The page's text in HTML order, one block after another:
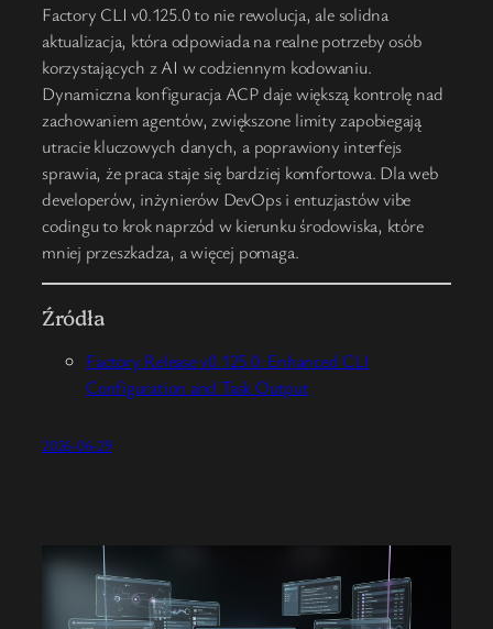
Factory CLI v0.125.0 to nie rewolucja, ale solidna
aktualizacja, która odpowiada na realne potrzeby osób
korzystających z AI w codziennym kodowaniu.
Dynamiczna konfiguracja ACP daje większą kontrolę nad
zachowaniem agentów, zwiększone limity zapobiegają
utracie kluczowych danych, a poprawiony interfejs
sprawia, że praca staje się bardziej komfortowa. Dla web
developerów, inżynierów DevOps i entuzjastów vibe
codingu to krok naprzód w kierunku środowiska, które
mniej przeszkadza, a więcej pomaga.
Źródła
Factory Release v0.125.0: Enhanced CLI
Configuration and Task Output
2026-06-29